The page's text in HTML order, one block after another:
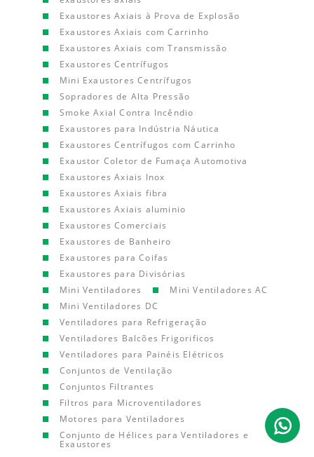
Exaustores Axiais à Prova de Explosão
Exaustores Axiais com Carrinho
Exaustores Axiais com Transmissão
Exaustores Centrífugos
Mini Exaustores Centrífugos
Sopradores de Alta Pressão
Smoke Axial Contra Incêndio
Exaustores para Indústria Náutica
Exaustores Centrífugos com Carrinho
Exaustor Coletor de Fumaça Automotiva
Exaustores Axiais Inox
Exaustores Axiais fibra
Exaustores Axiais aluminio
Exaustores Comerciais
Exaustores de Banheiro
Exaustores para Coifas
Exaustores para Divisórias
Mini Ventiladores
Mini Ventiladores AC
Mini Ventiladores DC
Ventiladores para Refrigeração
Ventiladores Balcões Frigorificos
Ventiladores para Painéis Elétricos
Conjuntos de Ventilação
Conjuntos Filtrantes
Filtros para Microventiladores
Motores para Ventiladores
Conjunto de Hélices para Ventiladores e
Exaustores